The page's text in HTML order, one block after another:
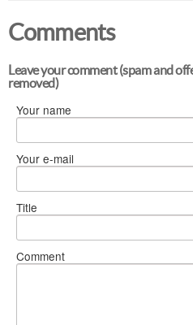
Comments
Leave your comment (spam and
removed)
Your name
Your e-mail
Title
Comment